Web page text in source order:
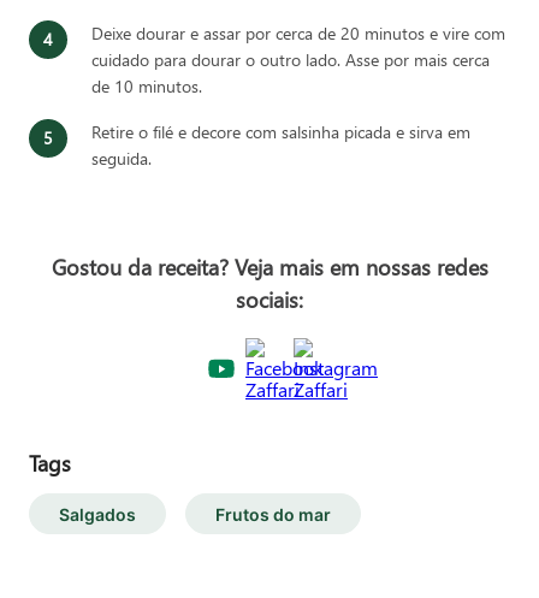
Deixe dourar e assar por cerca de 20 minutos e vire com
cuidado para dourar o outro lado. Asse por mais cerca
de 10 minutos.
Retire o filé e decore com salsinha picada e sirva em
seguida.
Gostou da receita? Veja mais em nossas redes
sociais:
Tags
Salgados Frutos do mar